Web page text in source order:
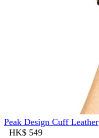
Peak Design Cuff Leather
HK$ 549